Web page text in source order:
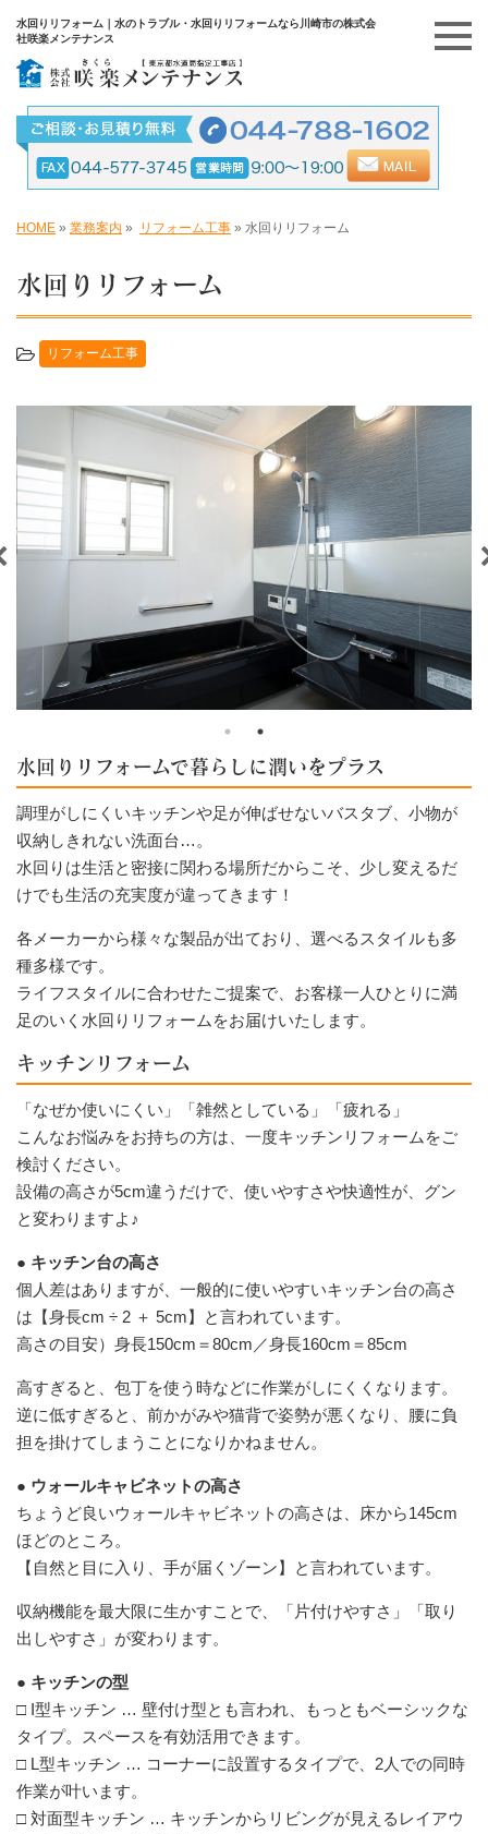
水回りリフォーム｜水のトラブル・水回りリフォームなら川崎市の株式会
社咲楽メンテナンス
HOME » 業務案内 » リフォーム工事 » 水回りリフォーム
水回りリフォーム
リフォーム工事
水回りリフォームで暮らしに潤いをプラス
調理がしにくいキッチンや足が伸ばせないバスタブ、小物が
収納しきれない洗面台…。
水回りは生活と密接に関わる場所だからこそ、少し変えるだ
けでも生活の充実度が違ってきます！
各メーカーから様々な製品が出ており、選べるスタイルも多
種多様です。
ライフスタイルに合わせたご提案で、お客様一人ひとりに満
足のいく水回りリフォームをお届けいたします。
キッチンリフォーム
「なぜか使いにくい」「雑然としている」「疲れる」
こんなお悩みをお持ちの方は、一度キッチンリフォームをご
検討ください。
設備の高さが5cm違うだけで、使いやすさや快適性が、グン
と変わりますよ♪
● キッチン台の高さ
個人差はありますが、一般的に使いやすいキッチン台の高さ
は【身長cm ÷ 2 ＋ 5cm】と言われています。
高さの目安）身長150cm＝80cm／身長160cm＝85cm
高すぎると、包丁を使う時などに作業がしにくくなります。
逆に低すぎると、前かがみや猫背で姿勢が悪くなり、腰に負
担を掛けてしまうことになりかねません。
● ウォールキャビネットの高さ
ちょうど良いウォールキャビネットの高さは、床から145cm
ほどのところ。
【自然と目に入り、手が届くゾーン】と言われています。
収納機能を最大限に生かすことで、「片付けやすさ」「取り
出しやすさ」が変わります。
● キッチンの型
□ I型キッチン … 壁付け型とも言われ、もっともベーシックな
タイプ。スペースを有効活用できます。
□ L型キッチン … コーナーに設置するタイプで、2人での同時
作業が叶います。
□ 対面型キッチン … キッチンからリビングが見えるレイアウ